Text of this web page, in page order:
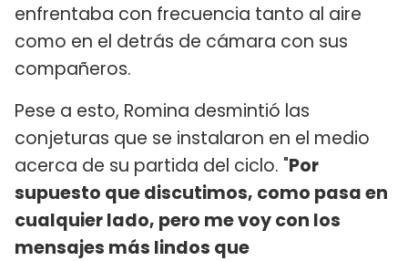
enfrentaba con frecuencia tanto al aire
como en el detrás de cámara con sus
compañeros.
Pese a esto, Romina desmintió las
conjeturas que se instalaron en el medio
acerca de su partida del ciclo. "Por
supuesto que discutimos, como pasa en
cualquier lado, pero me voy con los
mensajes más lindos que